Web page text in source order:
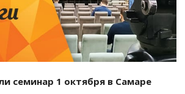
семинар 1 октября в Самаре